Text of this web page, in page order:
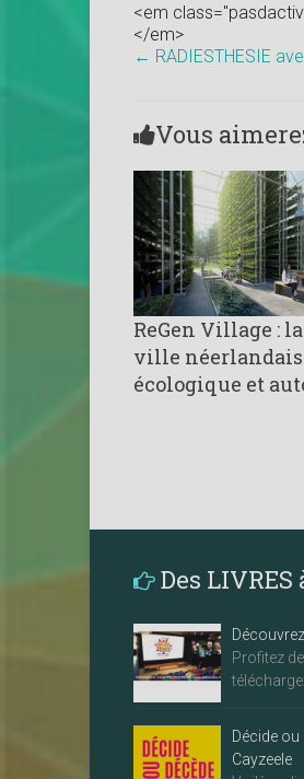
<em
</em>
← RADIESTHESIE
Vous
ReGen Village :
ville
écologique et
Des LIVRES
Profitez
Décide ou
Cayzeele